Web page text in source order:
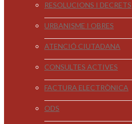
RESOLUCIONS I DECRETS
URBANISME I OBRES
ATENCIÓ CIUTADANA
CONSULTES ACTIVES
FACTURA ELECTRÒNICA
ODS